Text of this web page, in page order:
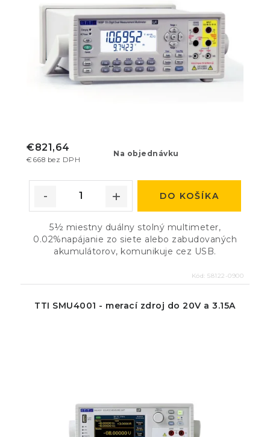
Na objednávku
€668 bez DPH
€821,64
DO KOŠÍKA
5½ miestny duálny stolný multimeter,
0.02%napájanie zo siete alebo zabudovaných
akumulátorov, komunikuje cez USB.
Kód: 58122-0900
TTI SMU4001 - merací zdroj do 20V a 3.15A